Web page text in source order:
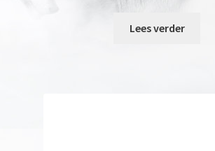
Lees verder